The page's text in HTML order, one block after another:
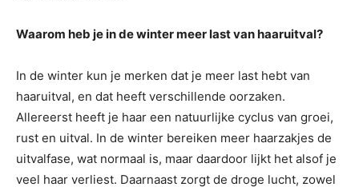
Waarom heb je in de winter meer last van haaruitval?
In de winter kun je merken dat je meer last hebt van
haaruitval, en dat heeft verschillende oorzaken.
Allereerst heeft je haar een natuurlijke cyclus van groei,
rust en uitval. In de winter bereiken meer haarzakjes de
uitvalfase, wat normaal is, maar daardoor lijkt het alsof je
veel haar verliest. Daarnaast zorgt de droge lucht, zowel